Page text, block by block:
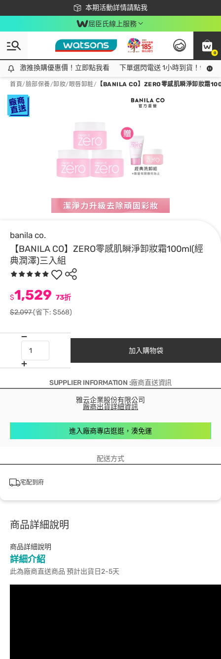
本期活動詳情請點我
下載app最高回饋$350
屈臣氏線上服務
0
激推換購優惠價！立即點我看
激推換購優惠價！立即點我看 下單選閃電送 1小時到貨！領神
首頁/臉部保養/卸妝/ 眼唇卸粧/ 【BANILA CO】ZERO零感肌瞬淨卸妝霜
banila co.
【BANILA CO】ZERO零感肌瞬淨卸妝霜100ml(經
典潤澤)三入組
$1,529 73折
$2,097(省下: $568)
加入購物袋
SUPPLIER INFORMATION :廠商直送資訊
雅云企業股份有限公司
廠商出貨詳細資訊
進入廠商專店逛逛，湊免運
配送方式
宅配到府
商品詳細說明
商品詳細說明
詳細介紹
此為廠商直送商品 預計出貨日2-5天